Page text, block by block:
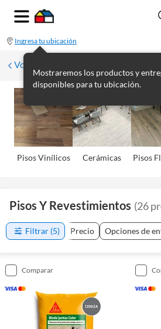
Ingresa tu ubicación
Mostraremos los productos y
disponibles para tu ubicación.
Volver
Pisos Viní­licos Cerámicas Pisos
Pisos Y Revestimientos (26
Filtrar (5) Precio Opciones de
comparar